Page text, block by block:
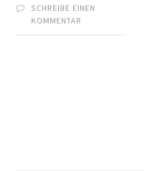
SCHREIBE EINEN
KOMMENTAR